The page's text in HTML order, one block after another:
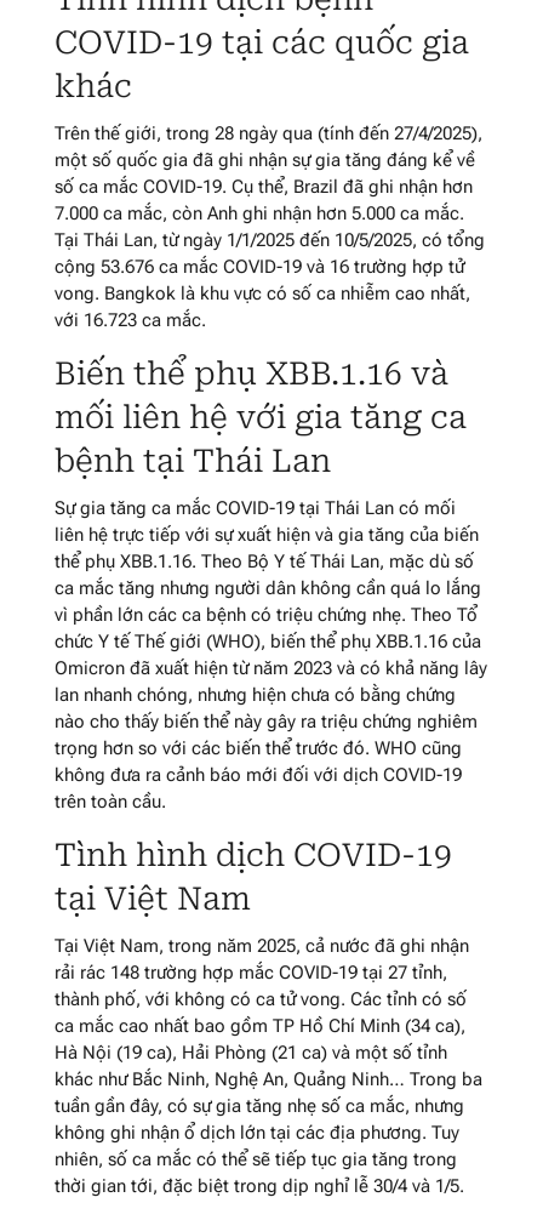
COVID-19 tại các quốc gia
khác
Trên thế giới, trong 28 ngày qua (tính đến 27/4/2025),
một số quốc gia đã ghi nhận sự gia tăng đáng kể về
số ca mắc COVID-19. Cụ thể, Brazil đã ghi nhận hơn
7.000 ca mắc, còn Anh ghi nhận hơn 5.000 ca mắc.
Tại Thái Lan, từ ngày 1/1/2025 đến 10/5/2025, có tổng
cộng 53.676 ca mắc COVID-19 và 16 trường hợp tử
vong. Bangkok là khu vực có số ca nhiễm cao nhất,
với 16.723 ca mắc.
Biến thể phụ XBB.1.16 và
mối liên hệ với gia tăng ca
bệnh tại Thái Lan
Sự gia tăng ca mắc COVID-19 tại Thái Lan có mối
liên hệ trực tiếp với sự xuất hiện và gia tăng của biến
thể phụ XBB.1.16. Theo Bộ Y tế Thái Lan, mặc dù số
ca mắc tăng nhưng người dân không cần quá lo lắng
vì phần lớn các ca bệnh có triệu chứng nhẹ. Theo Tổ
chức Y tế Thế giới (WHO), biến thể phụ XBB.1.16 của
Omicron đã xuất hiện từ năm 2023 và có khả năng lây
lan nhanh chóng, nhưng hiện chưa có bằng chứng
nào cho thấy biến thể này gây ra triệu chứng nghiêm
trọng hơn so với các biến thể trước đó. WHO cũng
không đưa ra cảnh báo mới đối với dịch COVID-19
trên toàn cầu.
Tình hình dịch COVID-19
tại Việt Nam
Tại Việt Nam, trong năm 2025, cả nước đã ghi nhận
rải rác 148 trường hợp mắc COVID-19 tại 27 tỉnh,
thành phố, với không có ca tử vong. Các tỉnh có số
ca mắc cao nhất bao gồm TP Hồ Chí Minh (34 ca),
Hà Nội (19 ca), Hải Phòng (21 ca) và một số tỉnh
khác như Bắc Ninh, Nghệ An, Quảng Ninh… Trong ba
tuần gần đây, có sự gia tăng nhẹ số ca mắc, nhưng
không ghi nhận ổ dịch lớn tại các địa phương. Tuy
nhiên, số ca mắc có thể sẽ tiếp tục gia tăng trong
thời gian tới, đặc biệt trong dịp nghỉ lễ 30/4 và 1/5.